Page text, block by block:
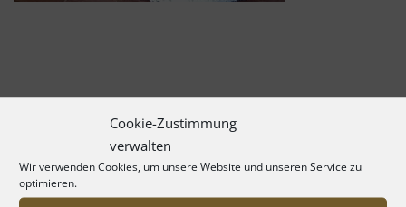
Cookie-Zustimmung
verwalten
Wir verwenden Cookies, um unsere Website und unseren Service zu
optimieren.